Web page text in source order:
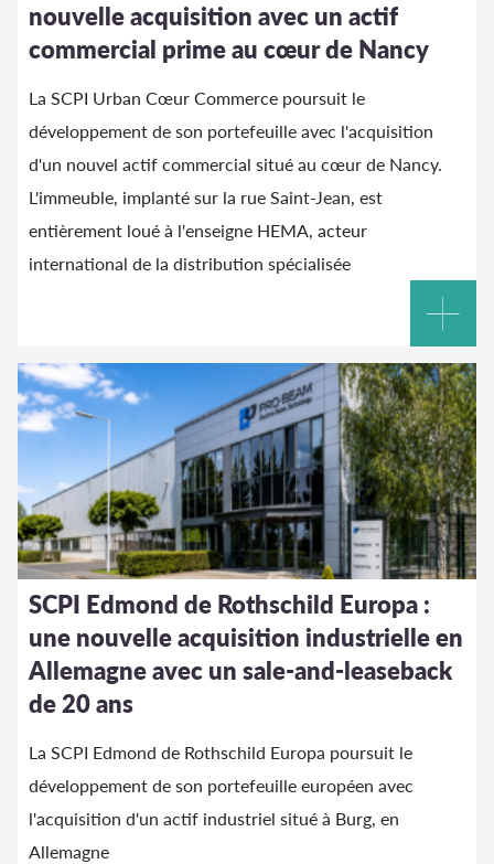
nouvelle acquisition avec un actif
commercial prime au cœur de Nancy
La SCPI Urban Cœur Commerce poursuit le
développement de son portefeuille avec l'acquisition
d'un nouvel actif commercial situé au cœur de Nancy.
L'immeuble, implanté sur la rue Saint-Jean, est
entièrement loué à l'enseigne HEMA, acteur
international de la distribution spécialisée
SCPI Edmond de Rothschild Europa :
une nouvelle acquisition industrielle en
Allemagne avec un sale-and-leaseback
de 20 ans
La SCPI Edmond de Rothschild Europa poursuit le
développement de son portefeuille européen avec
l'acquisition d'un actif industriel situé à Burg, en
Allemagne